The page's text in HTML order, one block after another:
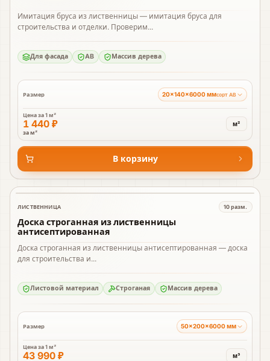
Имитация бруса из лиственницы — имитация бруса для
строительства и отделки. Проверим...
Для фасада AB Массив дерева
Размер 20×140×6000 ммсорт AB
Цена за1 м²
1 440 ₽
за м²
м²
В корзину
В наличии
ЛИСТВЕННИЦА 10разм.
Доска строганная из лиственницы
антисептированная
Доска строганная из лиственницы антисептированная — доска
для строительства и...
Листовой материал Строганая Массив дерева
Размер 50×200×6000 мм
Цена за1 м³
43 990 ₽ м³